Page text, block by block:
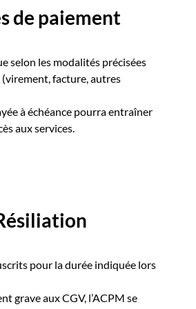
de paiement
selon les modalités précisées
facture, autres
à échéance pourra entraîner
aux services.
pour la durée indiquée lors
grave aux CGV, l’ACPM se